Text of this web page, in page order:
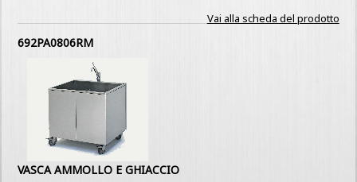
Vai alla scheda del prodotto
692PA0806RM
VASCA AMMOLLO E GHIACCIO